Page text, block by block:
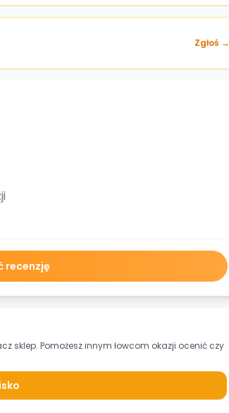
Zgłoś →
recenzję
sklep. Pomożesz innym łowcom okazji ocenić czy